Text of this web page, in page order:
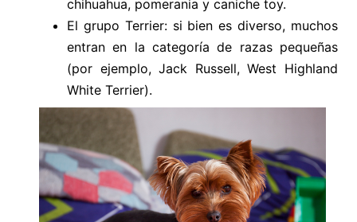
chihuahua, pomerania y caniche toy.
El grupo Terrier: si bien es diverso, muchos
entran en la categoría de razas pequeñas
(por ejemplo, Jack Russell, West Highland
White Terrier).